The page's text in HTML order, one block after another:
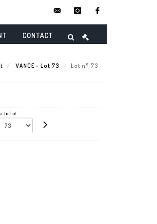
instagram
CONTACT
VANCE - Lot 73 Lot n° 73
to lot